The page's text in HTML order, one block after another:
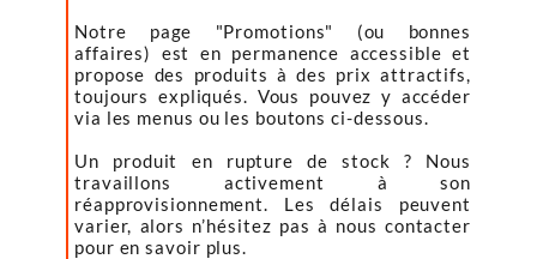
Notre page "Promotions" (ou bonnes
affaires) est en permanence accessible et
propose des produits à des prix attractifs,
toujours expliqués. Vous pouvez y accéder
via les menus ou les boutons ci-dessous.
Un produit en rupture de stock ? Nous
travaillons activement à son
réapprovisionnement. Les délais peuvent
varier, alors n’hésitez pas à nous contacter
pour en savoir plus.